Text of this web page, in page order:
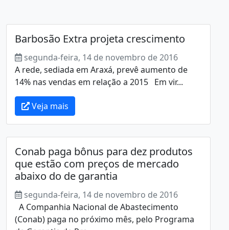
Barbosão Extra projeta crescimento
segunda-feira, 14 de novembro de 2016
A rede, sediada em Araxá, prevê aumento de
14% nas vendas em relação a 2015 Em vir...
Veja mais
Conab paga bônus para dez produtos
que estão com preços de mercado
abaixo do de garantia
segunda-feira, 14 de novembro de 2016
A Companhia Nacional de Abastecimento
(Conab) paga no próximo mês, pelo Programa